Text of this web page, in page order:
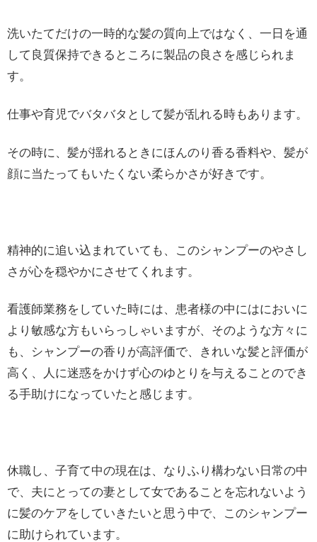
洗いたてだけの一時的な髪の質向上ではなく、一日を通
して良質保持できるところに製品の良さを感じられま
す。
仕事や育児でバタバタとして髪が乱れる時もあります。
その時に、髪が揺れるときにほんのり香る香料や、髪が
顔に当たってもいたくない柔らかさが好きです。
精神的に追い込まれていても、このシャンプーのやさし
さが心を穏やかにさせてくれます。
看護師業務をしていた時には、患者様の中にはにおいに
より敏感な方もいらっしゃいますが、そのような方々に
も、シャンプーの香りが高評価で、きれいな髪と評価が
高く、人に迷惑をかけず心のゆとりを与えることのでき
る手助けになっていたと感じます。
休職し、子育て中の現在は、なりふり構わない日常の中
で、夫にとっての妻として女であることを忘れないよう
に髪のケアをしていきたいと思う中で、このシャンプー
に助けられています。